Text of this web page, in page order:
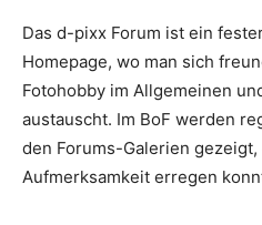
Das d-pixx Forum ist ein
Homepage, wo man sich
Fotohobby im Allgemeinen
austauscht. Im BoF werden
den Forums-Galerien
Aufmerksamkeit erregen